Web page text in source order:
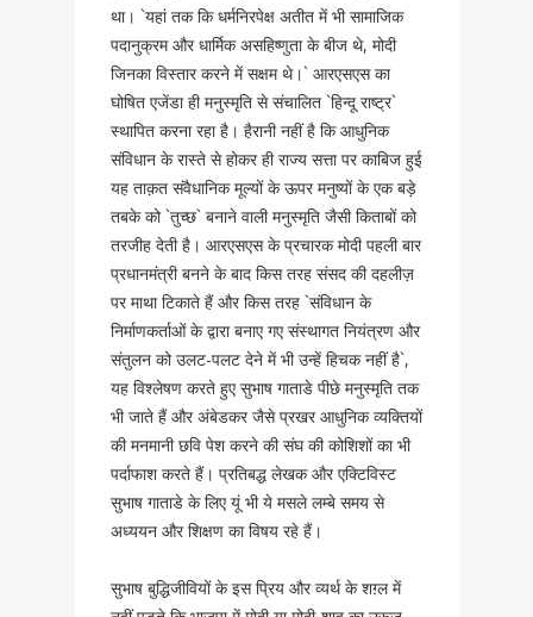
था। `यहां तक कि धर्मनिरपेक्ष अतीत में भी सामाजिक
पदानुक्रम और धार्मिक असहिष्णुता के बीज थे, मोदी
जिनका विस्तार करने में सक्षम थे।` आरएसएस का
घोषित एजेंडा ही मनुस्मृति से संचालित `हिन्दू राष्ट्र`
स्थापित करना रहा है। हैरानी नहीं है कि आधुनिक
संविधान के रास्ते से होकर ही राज्य सत्ता पर काबिज हुई
यह ताक़त संवैधानिक मूल्यों के ऊपर मनुष्यों के एक बड़े
तबके को `तुच्छ` बनाने वाली मनुस्मृति जैसी किताबों को
तरजीह देती है। आरएसएस के प्रचारक मोदी पहली बार
प्रधानमंत्री बनने के बाद किस तरह संसद की दहलीज़
पर माथा टिकाते हैं और किस तरह `संविधान के
निर्माणकर्ताओं के द्वारा बनाए गए संस्थागत नियंत्रण और
संतुलन को उलट-पलट देने में भी उन्हें हिचक नहीं है`,
यह विश्लेषण करते हुए सुभाष गाताडे पीछे मनुस्मृति तक
भी जाते हैं और अंबेडकर जैसे प्रखर आधुनिक व्यक्तियों
की मनमानी छवि पेश करने की संघ की कोशिशों का भी
पर्दाफाश करते हैं। प्रतिबद्ध लेखक और एक्टिविस्ट
सुभाष गाताडे के लिए यूं भी ये मसले लम्बे समय से
अध्ययन और शिक्षण का विषय रहे हैं।
सुभाष बुद्धिजीवियों के इस प्रिय और व्यर्थ के शग़्ल में